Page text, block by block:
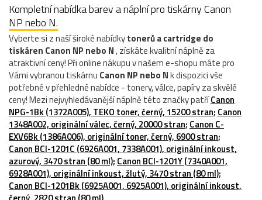
Kompletní nabídka barev a náplní pro tiskárny Canon
NP nebo N.
Vyberte si z naší široké nabídkytonerů a cartridge do
tiskáren Canon NP nebo N , získáte kvalitní náplně za
atraktivní ceny! Při online nákupu v našem e-shopu máte pro
Vámi vybranou tiskárnu Canon NP nebo Nk dispozici vše
potřebné v přehledné nabídce - tonery, válce, papíry za skvělé
ceny! Mezi nejvyhledávanější náplně této značky patříCanon
NPG-1Bk (1372A005), TEKO toner, černý, 15200 stran; Canon
1348A002, originální válec, černý, 20000 stran; Canon C-
EXV6Bk (1386A006), originální toner, černý, 6900 stran;
Canon BCI-1201C (6926A001, 7338A001), originální inkoust,
azurový, 3470 stran (80 ml); Canon BCI-1201Y (7340A001,
6928A001), originální inkoust, žlutý, 3470 stran (80 ml);
Canon BCI-1201Bk (6925A001, 6925A001), originální inkoust,